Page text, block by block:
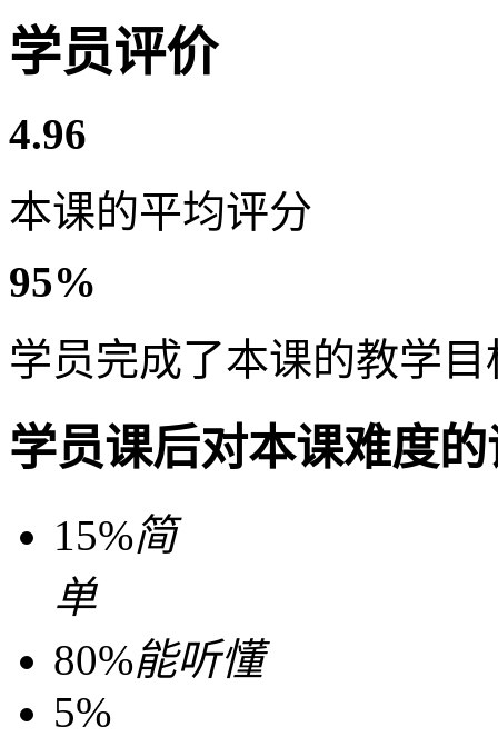
学员评价
4.96
本课的平均评分
95%
学员完成了本课的教学目
学员课后对本课难度
15%简
单
80%能听懂
5%